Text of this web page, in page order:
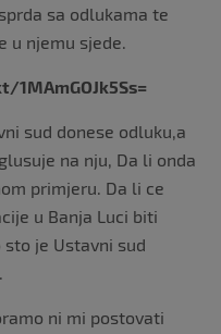
sa odlukama te
u njemu sjede.
sud donese odluku,a
na nju, Da li onda
primjeru. Da li ce
u Banja Luci biti
je Ustavni sud
ni mi postovati